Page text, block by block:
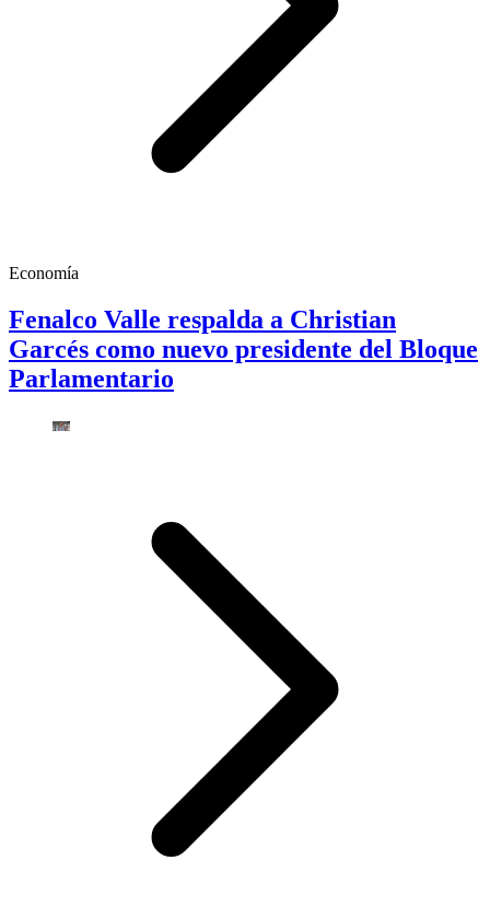
Economía
Fenalco Valle respalda a Christian
Garcés como nuevo presidente del Bloque
Parlamentario